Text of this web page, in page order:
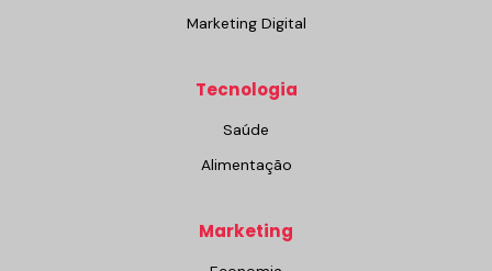
Marketing Digital
Tecnologia
Saúde
Alimentação
Marketing